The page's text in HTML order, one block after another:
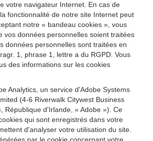
votre navigateur Internet. En cas de
fonctionnalité de notre site Internet peut
notre « bandeau cookies », vous
vos données personnelles soient traitées
données personnelles sont traitées en
1, phrase 1, lettre a du RGPD. Vous
des informations sur les cookies
Analytics, un service d'Adobe Systems
(4-6 Riverwalk Citywest Business
République d'Irlande, « Adobe »). Ce
qui sont enregistrés dans votre
d'analyser votre utilisation du site.